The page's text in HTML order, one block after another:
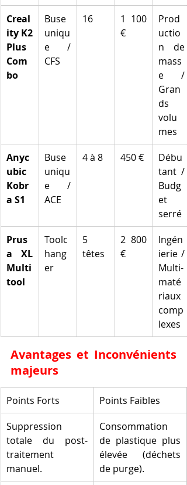
Creal
ity K2
Plus
Com
bo
Buse
uniqu
e /
CFS
16
1 100
€
Prod
uctio
n de
mass
e /
Gran
ds
volu
mes
Anyc
ubic
Kobr
a S1
Buse
uniqu
e /
ACE
4 à 8 450 €
Débu
tant /
Budg
et
serré
Prus
a XL
Multi
tool
Toolc
hang
er
5
têtes
2 800
€
Ingén
ierie /
Multi-
maté
riaux
comp
lexes
Avantages et Inconvénients
majeurs
Points Forts
Points Faibles
Suppression
totale du post-
traitement
manuel.
Consommation
de plastique plus
élevée (déchets
de purge).